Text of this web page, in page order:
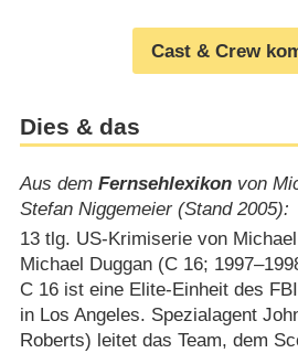
Cast & Crew
Dies & das
Aus dem Fernsehlexikonvon
Stefan Niggemeier (Stand 2005):
13 tlg. US-Krimiserie von
Michael Duggan (C 16;
C 16 ist eine Elite-Einheit des
in Los Angeles. Spezialagent
Roberts) leitet das Team, dem